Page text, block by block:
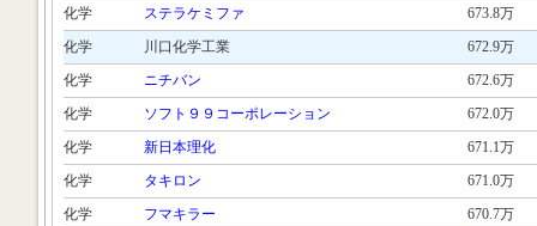
化学
ステラケミファ
673.8万
化学
川口化学工業
672.9万
化学
ニチバン
672.6万
化学
ソフト９９コーポレーション
672.0万
化学
新日本理化
671.1万
化学
タキロン
671.0万
化学
フマキラー 670.7万